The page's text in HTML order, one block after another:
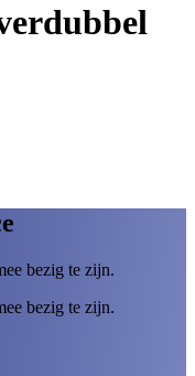
bezig te zijn.
bezig te zijn.